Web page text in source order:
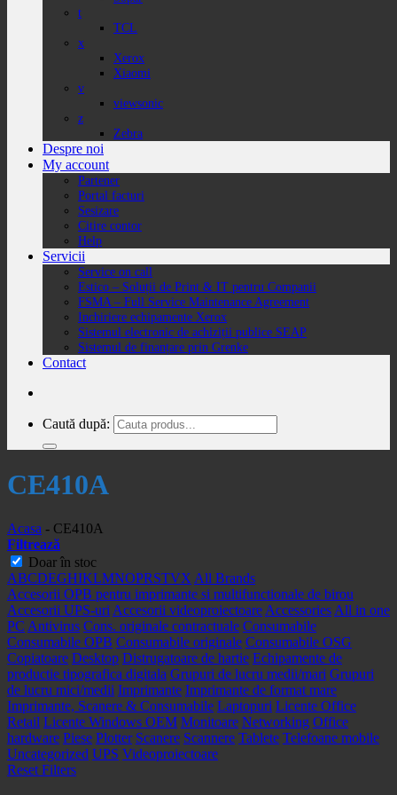
t
TCL
x
Xerox
Xiaomi
v
viewsonic
z
Zebra
Despre noi
My account
Partener
Portal facturi
Sesizare
Citire contor
Help
Servicii
Service on call
Estico – Soluții de Print & IT pentru Companii
FSMA – Full Service Maintenance Agreement
Inchiriere echipamente Xerox
Sistemul electronic de achiziții publice SEAP
Sistemul de finanțare prin Grenke
Contact
Caută după:
CE410A
Acasa - CE410A
Filtrează
Doar în stoc
ABCDEGHIKLMNOPRSTVX All Brands
Accesorii OPB pentru imprimante si multifunctionale de birou
Accesorii UPS-uri Accesorii videoproiectoare Accessories All in one
PC Antivirus Cons. originale contractuale Consumabile
Consumabile OPB Consumabile originale Consumabile OSG
Copiatoare Desktop Distrugatoare de hartie Echipamente de
productie tipografica digitala Grupuri de lucru medii/mari Grupuri
de lucru mici/medii Imprimante Imprimante de format mare
Imprimante, Scanere & Consumabile Laptopuri Licente Office
Retail Licente Windows OEM Monitoare Networking Office
hardware Piese Plotter Scanere Scannere Tablete Telefoane mobile
Uncategorized UPS Videoproiectoare
Reset Filters